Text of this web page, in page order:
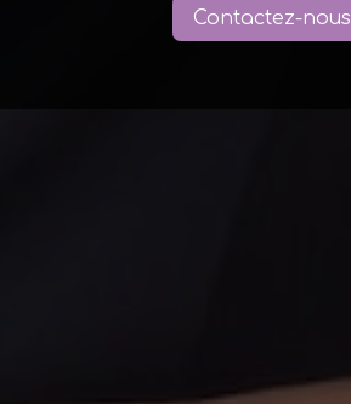
Contactez-nous